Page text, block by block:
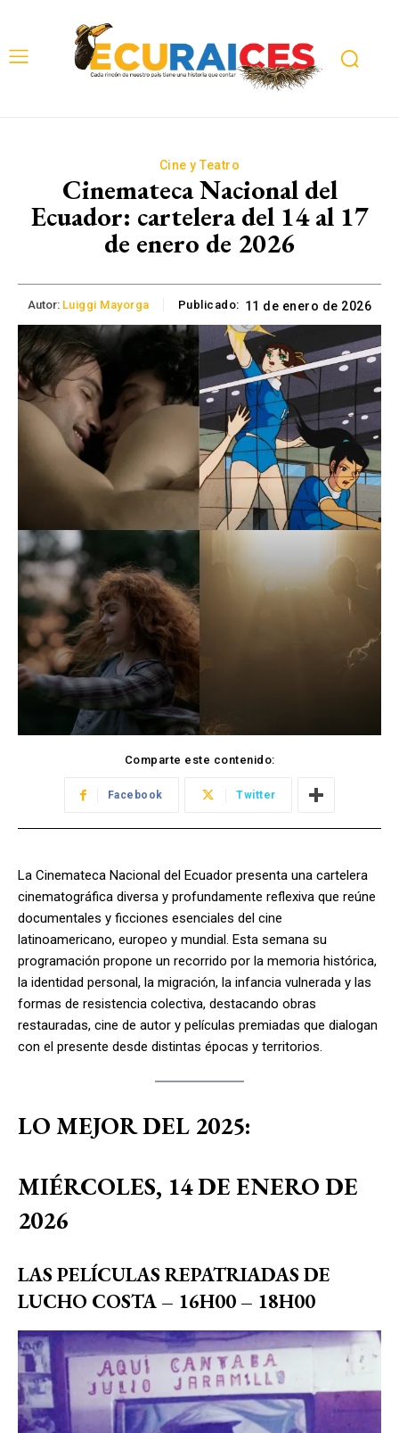
Cine y Teatro
Cinemateca Nacional del
Ecuador: cartelera del 14 al 17
de enero de 2026
Autor: Luiggi Mayorga Publicado: 11 de enero de 2026
Comparte este contenido:
Facebook Twitter
La Cinemateca Nacional del Ecuador presenta una cartelera
cinematográfica diversa y profundamente reflexiva que reúne
documentales y ficciones esenciales del cine
latinoamericano, europeo y mundial. Esta semana su
programación propone un recorrido por la memoria histórica,
la identidad personal, la migración, la infancia vulnerada y las
formas de resistencia colectiva, destacando obras
restauradas, cine de autor y películas premiadas que dialogan
con el presente desde distintas épocas y territorios.
LO MEJOR DEL 2025:
MIÉRCOLES, 14 DE ENERO DE
2026
LAS PELÍCULAS REPATRIADAS DE
LUCHO COSTA – 16H00 – 18H00